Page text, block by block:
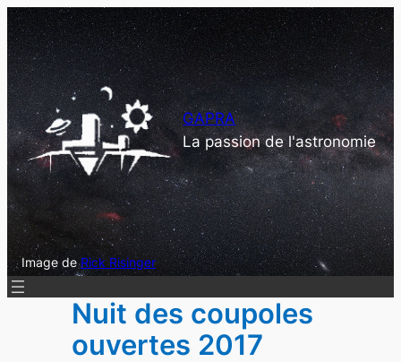
Aller
au
contenu
GAPRA
La passion de l'astronomie
Image deRick Risinger
Nuit des coupoles
ouvertes 2017